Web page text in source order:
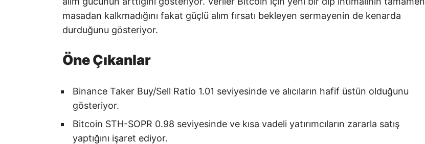
masadan kalkmadığını fakat güçlü alım fırsatı bekleyen sermayenin de kenarda
durduğunu gösteriyor.
Öne Çıkanlar
Binance Taker Buy/Sell Ratio 1.01 seviyesinde ve alıcıların hafif üstün olduğunu
gösteriyor.
Bitcoin STH-SOPR 0.98 seviyesinde ve kısa vadeli yatırımcıların zararla satış
yaptığını işaret ediyor.